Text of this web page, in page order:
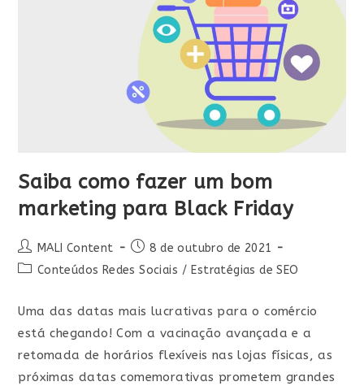
Saiba como fazer um bom
marketing para Black Friday
MALI Content
8 de outubro de 2021
Conteúdos Redes Sociais / Estratégias de SEO
Uma das datas mais lucrativas para o comércio
está chegando! Com a vacinação avançada e a
retomada de horários flexíveis nas lojas físicas, as
próximas datas comemorativas prometem grandes